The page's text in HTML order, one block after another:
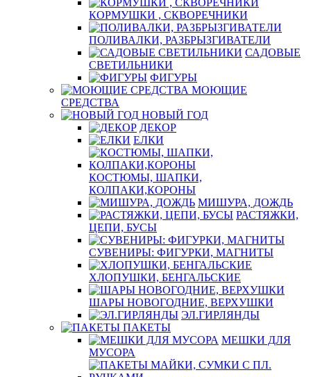
КОРМУШКИ , СКВОРЕЧНИКИ
ПОЛИВАЛКИ, РАЗБРЫЗГИВАТЕЛИ
САДОВЫЕ
СВЕТИЛЬНИКИ
ФИГУРЫ
МОЮЩИЕ
СРЕДСТВА
НОВЫЙ ГОД
ДЕКОР
ЕЛКИ
КОСТЮМЫ, ШАПКИ,
КОЛПАКИ,КОРОНЫ
МИШУРА, ДОЖДЬ
РАСТЯЖКИ,
ЦЕПИ, БУСЫ
СУВЕНИРЫ: ФИГУРКИ, МАГНИТЫ
ХЛОПУШКИ, БЕНГАЛЬСКИЕ
ШАРЫ НОВОГОДНИЕ, ВЕРХУШКИ
ЭЛ.ГИРЛЯНДЫ
ПАКЕТЫ
МЕШКИ ДЛЯ
МУСОРА